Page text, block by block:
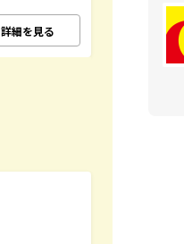
詳細を見る